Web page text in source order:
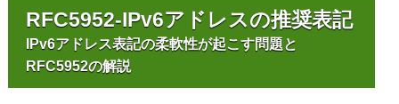
プ
RFC5952-IPv6アドレスの推奨表記
IPv6アドレス表記の柔軟性が起こす問題と
RFC5952の解説